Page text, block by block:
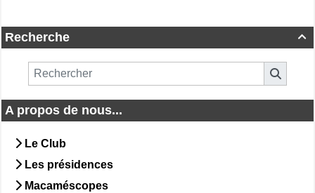

Recherche
A propos de nous...
Le Club
Les présidences
Macaméscopes